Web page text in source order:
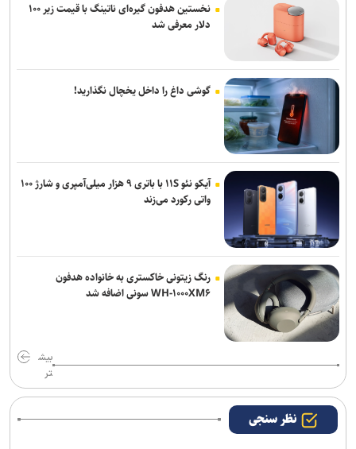
نخستین هدفون گیره‌ای ناتینگ با قیمت زیر ۱۰۰
دلار معرفی شد
گوشی داغ را داخل یخچال نگذارید!
آیکو نئو ۱۱S با باتری ۹ هزار میلی‌آمپری و شارژ ۱۰۰
واتی رکورد می‌زند
رنگ زیتونی خاکستری به خانواده هدفون
WH-۱۰۰۰XM۶ سونی اضافه شد
بیش
تر
نظر سنجی